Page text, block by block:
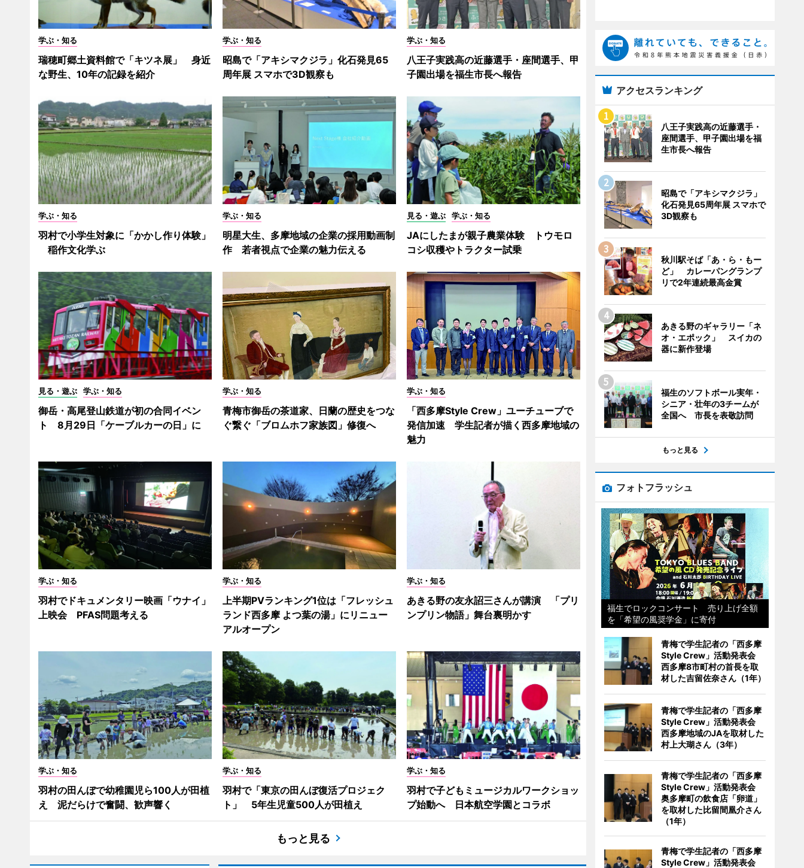
学ぶ・知る
瑞穂町郷土資料館で「キツネ展」 身近
な野生、10年の記録を紹介
学ぶ・知る
昭島で「アキシマクジラ」化石発見65
周年展 スマホで3D観察も
学ぶ・知る
八王子実践高の近藤選手・座間選手、甲
子園出場を福生市長へ報告
学ぶ・知る
羽村で小学生対象に「かかし作り体験」
稲作文化学ぶ
学ぶ・知る
明星大生、多摩地域の企業の採用動画制
作 若者視点で企業の魅力伝える
見る・遊ぶ 学ぶ・知る
JAにしたまが親子農業体験 トウモロ
コシ収穫やトラクター試乗
見る・遊ぶ 学ぶ・知る
御岳・高尾登山鉄道が初の合同イベン
ト 8月29日「ケーブルカーの日」に
学ぶ・知る
青梅市御岳の茶道家、日蘭の歴史をつな
ぐ繋ぐ「ブロムホフ家族図」修復へ
学ぶ・知る
「西多摩Style Crew」ユーチューブで
発信加速 学生記者が描く西多摩地域の
魅力
学ぶ・知る
羽村でドキュメンタリー映画「ウナイ」
上映会 PFAS問題考える
学ぶ・知る
上半期PVランキング1位は「フレッシュ
ランド西多摩 よつ葉の湯」にリニュー
アルオープン
学ぶ・知る
あきる野の友永詔三さんが講演 「プリ
ンプリン物語」舞台裏明かす
学ぶ・知る
羽村の田んぼで幼稚園児ら100人が田植
え 泥だらけで奮闘、歓声響く
学ぶ・知る
羽村で「東京の田んぼ復活プロジェク
ト」 5年生児童500人が田植え
学ぶ・知る
羽村で子どもミュージカルワークショッ
プ始動へ 日本航空学園とコラボ
もっと見る
アクセスランキング
八王子実践高の近藤選手・
座間選手、甲子園出場を福
生市長へ報告
昭島で「アキシマクジラ」
化石発見65周年展 スマホで
3D観察も
秋川駅そば「あ・ら・もー
ど」 カレーパングランプ
リで2年連続最高金賞
あきる野のギャラリー「ネ
オ・エポック」 スイカの
器に新作登場
福生のソフトボール実年・
シニア・壮年の3チームが
全国へ 市長を表敬訪問
もっと見る
フォトフラッシュ
福生でロックコンサート 売り上げ全額
を「希望の風奨学金」に寄付
青梅で学生記者の「西多摩
Style Crew」活動発表会
西多摩8市町村の首長を取
材した吉留佐奈さん（1年）
青梅で学生記者の「西多摩
Style Crew」活動発表会
西多摩地域のJAを取材した
村上大瑚さん（3年）
青梅で学生記者の「西多摩
Style Crew」活動発表会
奥多摩町の飲食店「卵道」
を取材した比留間凰介さん
（1年）
青梅で学生記者の「西多摩
Style Crew」活動発表会